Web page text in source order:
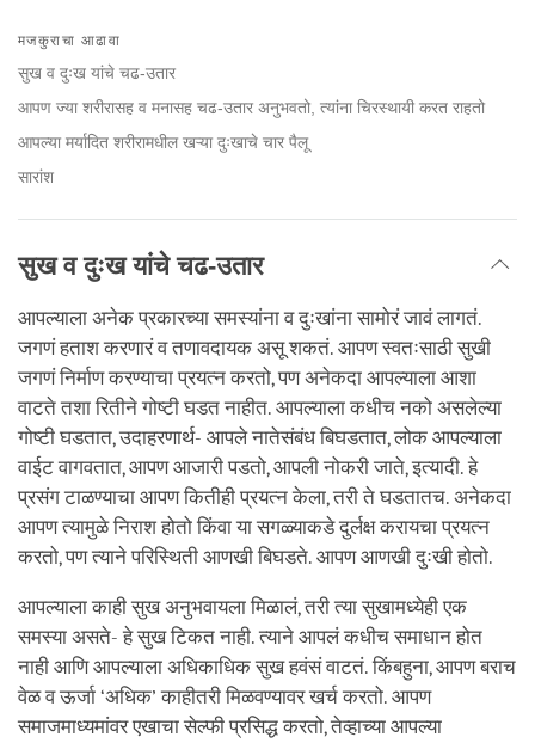
मजकुराचा आढावा
सुख व दुःख यांचे चढ-उतार
आपण ज्या शरीरासह व मनासह चढ-उतार अनुभवतो, त्यांना चिरस्थायी करत राहतो
आपल्या मर्यादित शरीरामधील खऱ्या दुःखाचे चार पैलू
सारांश
सुख व दुःख यांचे चढ-उतार
आपल्याला अनेक प्रकारच्या समस्यांना व दुःखांना सामोरं जावं लागतं.
जगणं हताश करणारं व तणावदायक असू शकतं. आपण स्वतःसाठी सुखी
जगणं निर्माण करण्याचा प्रयत्न करतो, पण अनेकदा आपल्याला आशा
वाटते तशा रितीने गोष्टी घडत नाहीत. आपल्याला कधीच नको असलेल्या
गोष्टी घडतात, उदाहरणार्थ- आपले नातेसंबंध बिघडतात, लोक आपल्याला
वाईट वागवतात, आपण आजारी पडतो, आपली नोकरी जाते, इत्यादी. हे
प्रसंग टाळण्याचा आपण कितीही प्रयत्न केला, तरी ते घडतातच. अनेकदा
आपण त्यामुळे निराश होतो किंवा या सगळ्याकडे दुर्लक्ष करायचा प्रयत्न
करतो, पण त्याने परिस्थिती आणखी बिघडते. आपण आणखी दुःखी होतो.
आपल्याला काही सुख अनुभवायला मिळालं, तरी त्या सुखामध्येही एक
समस्या असते- हे सुख टिकत नाही. त्याने आपलं कधीच समाधान होत
नाही आणि आपल्याला अधिकाधिक सुख हवंसं वाटतं. किंबहुना, आपण बराच
वेळ व ऊर्जा ‘अधिक’ काहीतरी मिळवण्यावर खर्च करतो. आपण
समाजमाध्यमांवर एखाचा सेल्फी प्रसिद्ध करतो, तेव्हाच्या आपल्या